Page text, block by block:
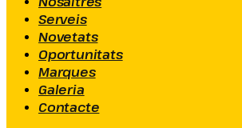
Serveis
Novetats
Oportunitats
Marques
Galeria
Contacte